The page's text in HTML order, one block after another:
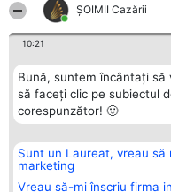
ȘOIMII Cazării
10:21
Bună, suntem încântați să
să faceți clic pe subiectul
corespunzător! 🙂
Sunt un Laureat, vreau să
marketing
Vreau să-mi înscriu firma
Organizator Ranking
BRIGHT SOLUTIONS BR SRL
Aleea Timisul De Sus 2 Bl. A30